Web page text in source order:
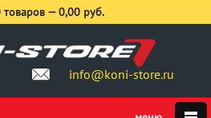
info@koni-store.ru
товаров —0,00 руб.